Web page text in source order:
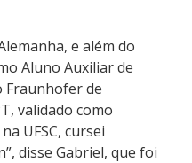
e além do
Aluno Auxiliar de
Fraunhofer de
validado como
UFSC, cursei
disse Gabriel, que foi